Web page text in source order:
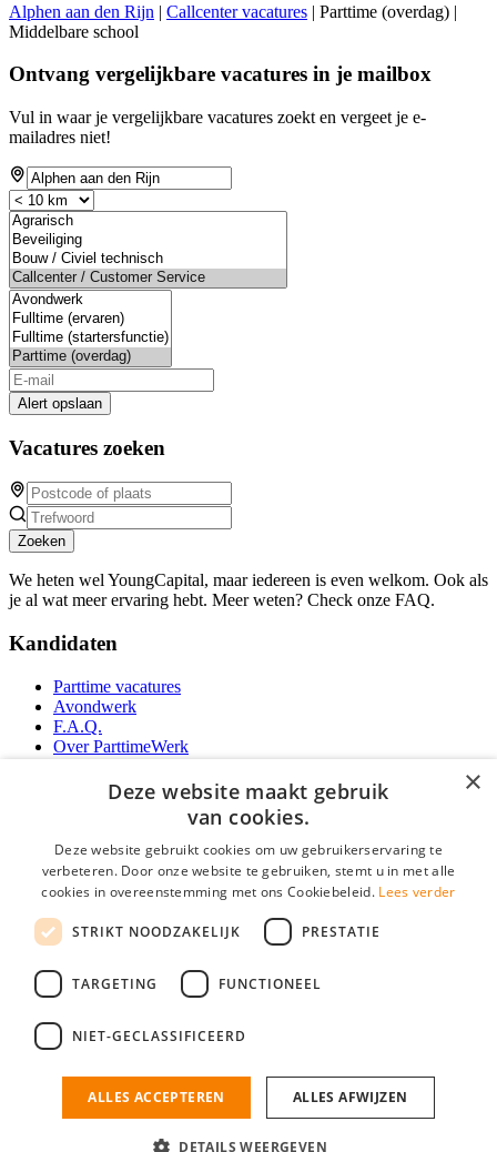
Alphen aan den Rijn | Callcenter vacatures | Parttime (overdag) |
Middelbare school
Ontvang vergelijkbare vacatures in je mailbox
Vul in waar je vergelijkbare vacatures zoekt en vergeet je e-
mailadres niet!
Alert opslaan
Vacatures zoeken
Zoeken
We heten wel YoungCapital, maar iedereen is even welkom. Ook als
je al wat meer ervaring hebt. Meer weten? Check onze FAQ.
Kandidaten
Parttime vacatures
Avondwerk
F.A.Q.
Over ParttimeWerk
YoungCapital Android App
Parttime personeel
Vacature aanmelden
Partners
Contact
Social
ParttimeWerk.nl is onderdeel van YoungCapital • © 2026 • KvK nr: 34199416 •
×
Deze website maakt gebruik
van cookies.
Deze website gebruikt cookies om uw gebruikerservaring te
verbeteren. Door onze website te gebruiken, stemt u in met alle
cookies in overeenstemming met ons Cookiebeleid. Lees verder
STRIKT NOODZAKELIJK PRESTATIE
TARGETING FUNCTIONEEL
NIET-GECLASSIFICEERD
ALLES ACCEPTEREN ALLES AFWIJZEN
DETAILS WEERGEVEN